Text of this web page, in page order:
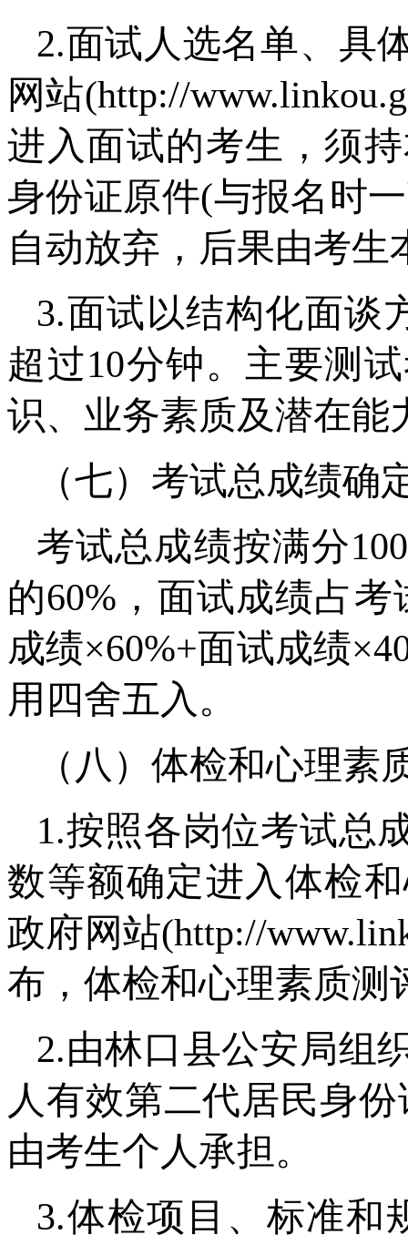
2.面试人选名单、具
网站(http://
进入面试的考生，须
身份证原件(与报名时
自动放弃，后果由考生
3.面试以结构化面谈
超过10分钟。主要测
识、业务素质及潜在能
（七）考试总成绩确
考试总成绩按满分
的60%，面试成绩占
成绩×60%+面试成绩
用四舍五入。
（八）体检和心理素
1.按照各岗位考试总
数等额确定进入体检
政府网站(http://
布，体检和心理素质测
2.由林口县公安局组
人有效第二代居民身
由考生个人承担。
3.体检项目、标准和